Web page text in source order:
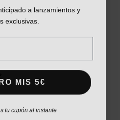
a lanzamientos y
exclusivas.
MIS 5€
tu cupón al instante